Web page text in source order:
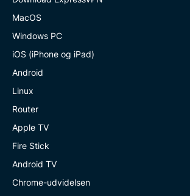
MacOS
Windows PC
iOS (iPhone og iPad)
Android
Linux
Router
Apple TV
Fire Stick
Android TV
Chrome-udvidelsen